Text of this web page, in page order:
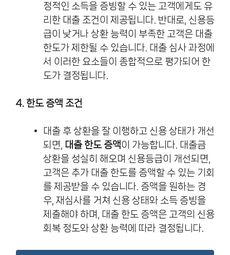
정적인 소득을 증빙할 수 있는 고객에게도 유
리한 대출 조건이 제공됩니다. 반대로, 신용등
급이 낮거나 상환 능력이 부족한 고객은 대출
한도가 제한될 수 있습니다. 대출 심사 과정에
서 이러한 요소들이 종합적으로 평가되어 한
도가 결정됩니다.
4. 한도 증액 조건
대출 후 상환을 잘 이행하고 신용 상태가 개선
되면, 대출 한도 증액이 가능합니다. 대출금
상환을 성실히 해오며 신용등급이 개선되면,
고객은 추가 대출 한도를 증액할 수 있는 기회
를 제공받을 수 있습니다. 증액을 원하는 경
우, 재심사를 거쳐 신용 상태와 소득 증빙을
제출해야 하며, 대출 한도 증액은 고객의 신용
회복 정도와 상환 능력에 따라 결정됩니다.